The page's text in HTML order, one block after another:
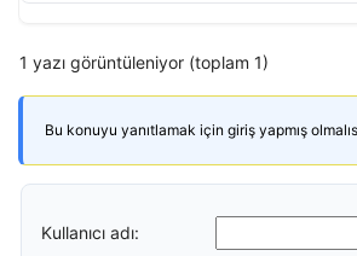
1 yazı görüntüleniyor (toplam 1)
Bu konuyu yanıtlamak için giriş yapmış
Kullanıcı adı: